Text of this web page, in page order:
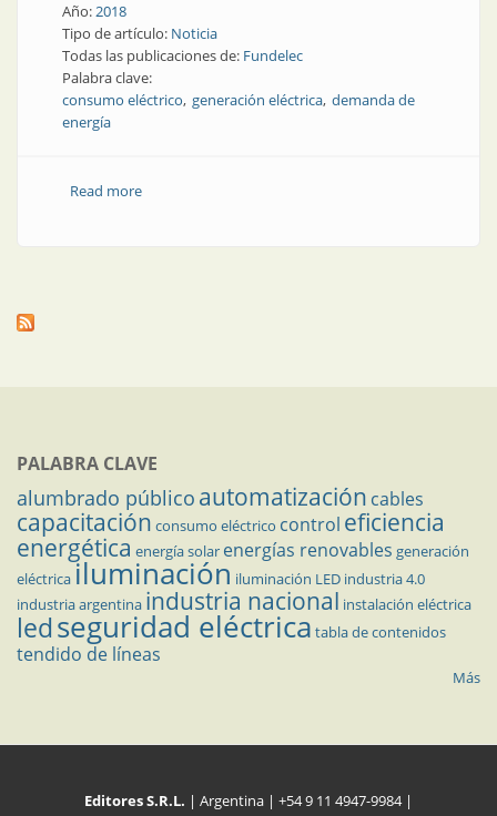
Año:2018
Tipo de artículo: Noticia
Todas las publicaciones de: Fundelec
Palabra clave:
consumo eléctrico generación eléctrica demanda de
energía
Read moreabout Consumo eléctrico| El año comenzó con
PALABRA CLAVE
alumbrado público automatización cables
capacitación consumo eléctrico control eficiencia
energética energía solar energías renovables generación
eléctricailuminación iluminación LED industria 4.0
industria argentina industria nacional instalación eléctrica
ledseguridad eléctrica tabla de contenidos
tendido de líneas
Más
Editores S.R.L. | Argentina | +54 9 11 4947-9984 |